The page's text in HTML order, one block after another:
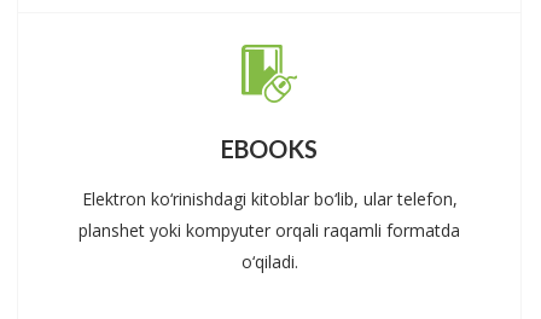
EBOOKS
Elektron ko‘rinishdagi kitoblar bo‘lib, ular telefon,
planshet yoki kompyuter orqali raqamli formatda
o‘qiladi.